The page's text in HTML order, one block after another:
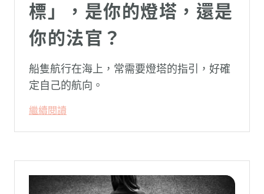
標」，是你的燈塔，還是
你的法官？
船隻航行在海上，常需要燈塔的指引，好確
定自己的航向。
繼續閱讀